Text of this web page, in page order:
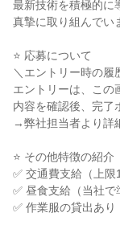
最新技術を積極的に
真摯に取り組んでい
⭐ 応募について
＼エントリー時の履
エントリーは、この
内容を確認後、完了
→弊社担当者より詳
⭐ その他特徴の紹介
✅ 交通費支給（上限
✅ 昼食支給（当社で
✅ 作業服の貸出あり